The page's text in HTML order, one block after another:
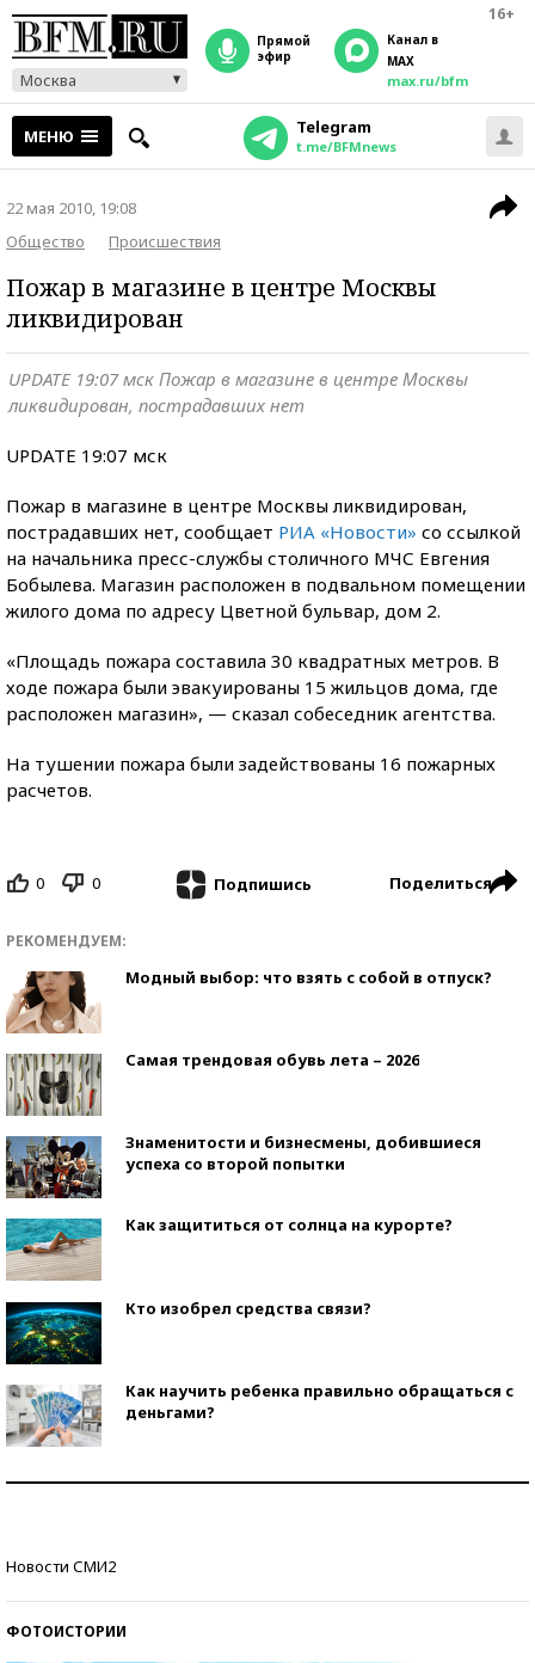
16+
Москва
прямой
эфир
Канал в
MAX
max.ru/bfm
МЕНЮ Telegram
t.me/BFMnews
22 мая 2010, 19:08
Общество
Происшествия
Пожар в магазине в центре Москвы
ликвидирован
UPDATE 19:07 мск Пожар в магазине в центре Москвы
ликвидирован, пострадавших нет
UPDATE 19:07 мск
Пожар в магазине в центре Москвы ликвидирован,
пострадавших нет, сообщает РИА «Новости» со ссылкой
на начальника пресс-службы столичного МЧС Евгения
Бобылева. Магазин расположен в подвальном помещении
жилого дома по адресу Цветной бульвар, дом 2.
«Площадь пожара составила 30 квадратных метров. В
ходе пожара были эвакуированы 15 жильцов дома, где
расположен магазин», — сказал собеседник агентства.
На тушении пожара были задействованы 16 пожарных
расчетов.
0 0 Подпишись Поделиться
РЕКОМЕНДУЕМ:
Модный выбор: что взять с собой в отпуск?
Самая трендовая обувь лета – 2026
Знаменитости и бизнесмены, добившиеся
успеха со второй попытки
Как защититься от солнца на курорте?
Кто изобрел средства связи?
Как научить ребенка правильно обращаться с
деньгами?
Новости СМИ2
ФОТОИСТОРИИ